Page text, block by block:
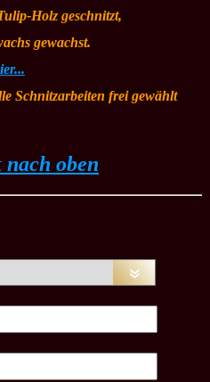
Holz geschnitzt,
gewachst.
Schnitzarbeiten frei gewählt
nach oben